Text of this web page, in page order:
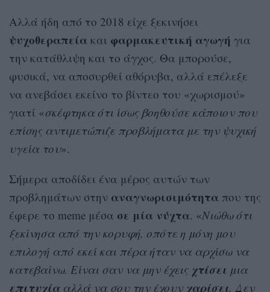
Αλλά ήδη από το 2018 είχε ξεκινήσει
ψυχοθεραπεία και φαρμακευτική αγωγή για
την κατάθλιψη και το άγχος. Θα μπορούσε,
φυσικά, να αποσυρθεί αθόρυβα, αλλά επέλεξε
να ανεβάσει εκείνο το βίντεο του «χωρισμού»
γιατί «σκέφτηκα ότι ίσως βοηθούσε κάποιον που
επίσης αντιμετώπιζε προβλήματα με την ψυχική
υγεία του».
Σήμερα αποδίδει ένα μέρος αυτών των
προβλημάτων στην αναγνωρισιμότητα που της
έφερε το meme μέσα σε μία νύχτα. «Νιώθω ότι
ξεκίνησα από την κορυφή, οπότε η μόνη μου
επιλογή από εκεί και πέρα ήταν να αρχίσω να
κατεβαίνω. Είναι σαν να μην έχεις χτίσει μια
επιτυχίααλλά να σου την έχουν χαρίσει. Δεν